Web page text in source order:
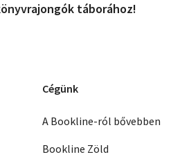
táborához!
Cégünk
A Bookline-ról bővebben
Bookline Zöld